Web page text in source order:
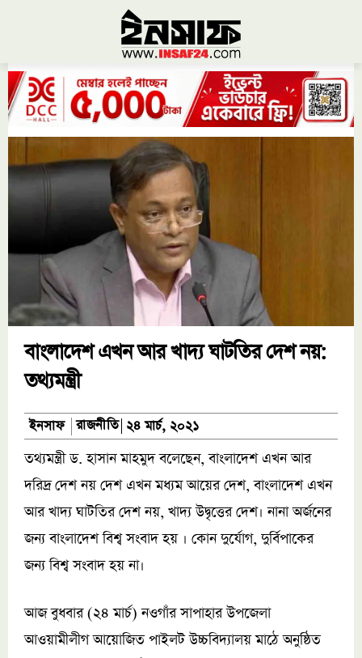
বাংলাদেশ এখন আর খাদ্য ঘাটতির দেশ নয়:
তথ্যমন্ত্রী
ইনসাফ রাজনীতি ২৪ মার্চ, ২০২১
তথ্যমন্ত্রী ড. হাসান মাহমুদ বলেছেন, বাংলাদেশ এখন আর
দরিদ্র দেশ নয় দেশ এখন মধ্যম আয়ের দেশ, বাংলাদেশ এখন
আর খাদ্য ঘাটতির দেশ নয়, খাদ্য উদ্বৃত্তের দেশ। নানা অর্জনের
জন্য বাংলাদেশ বিশ্ব সংবাদ হয় । কোন দুর্যোগ, দুর্বিপাকের
জন্য বিশ্ব সংবাদ হয় না।
আজ বুধবার (২৪ মার্চ) ন‌ওগাঁর সাপাহার উপজেলা
আওয়ামীলীগ আয়োজিত পাইলট উচ্চবিদ্যালয় মাঠে অনুষ্ঠিত